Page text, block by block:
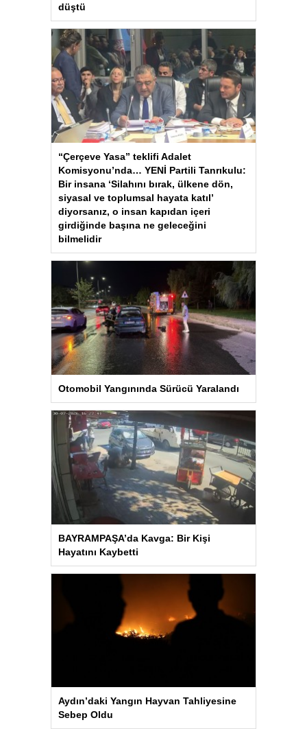
düştü
“Çerçeve Yasa” teklifi Adalet
Komisyonu’nda… YENİ Partili Tanrıkulu:
Bir insana ‘Silahını bırak, ülkene dön,
siyasal ve toplumsal hayata katıl’
diyorsanız, o insan kapıdan içeri
girdiğinde başına ne geleceğini
bilmelidir
Otomobil Yangınında Sürücü Yaralandı
BAYRAMPAŞA’da Kavga: Bir Kişi
Hayatını Kaybetti
Aydın’daki Yangın Hayvan Tahliyesine
Sebep Oldu